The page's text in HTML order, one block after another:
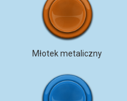
Młotek metaliczny